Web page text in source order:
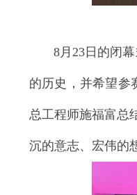
8月23日的闭幕
的历史，并希望参
总工程师施福富总
沉的意志、宏伟的